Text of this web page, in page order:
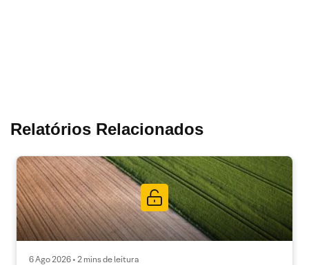
Relatórios Relacionados
6 Ago 2026 • 2 mins de leitura